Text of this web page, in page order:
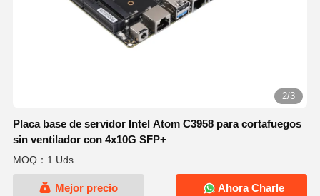
2/3
Placa base de servidor Intel Atom C3958 para cortafuegos
sin ventilador con 4x10G SFP+
MOQ：1 Uds.
Mejor precio Ahora Charle